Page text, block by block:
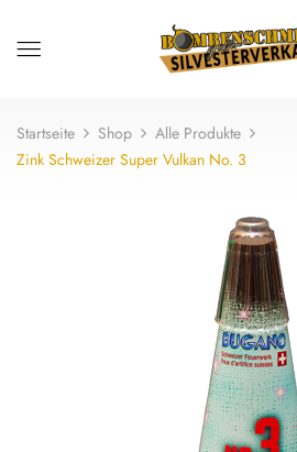
Startseite Shop
Alle Produkte
Zink Schweizer Super Vulkan No. 3